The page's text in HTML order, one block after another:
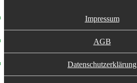
Impressum
AGB
Datenschutzerklärung